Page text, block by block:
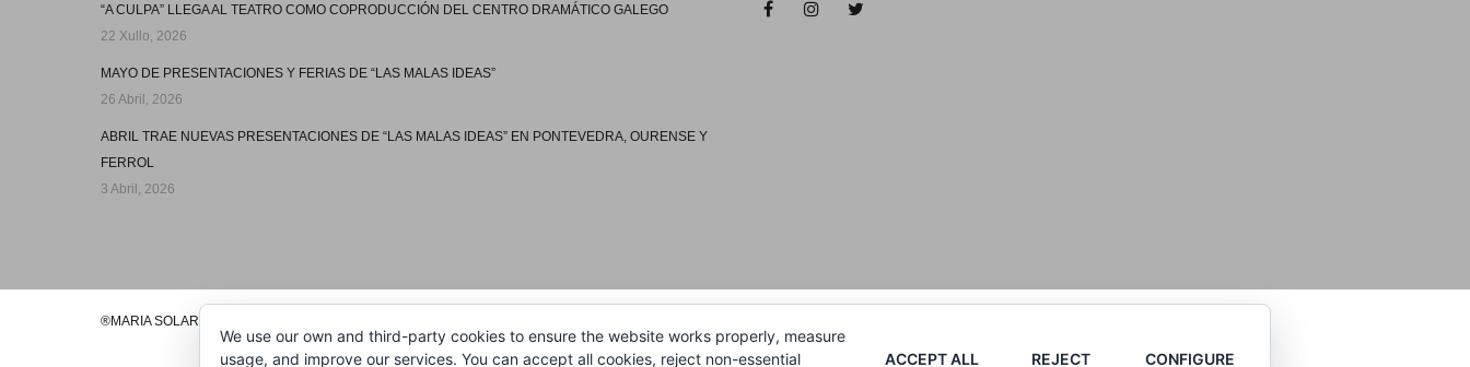
“A CULPA” LLEGA AL TEATRO COMO COPRODUCCIÓN DEL CENTRO DRAMÁTICO GALEGO
22 Xullo, 2026
MAYO DE PRESENTACIONES Y FERIAS DE “LAS MALAS IDEAS”
26 Abril, 2026
ABRIL TRAE NUEVAS PRESENTACIONES DE “LAS MALAS IDEAS” EN PONTEVEDRA, OURENSE Y
FERROL
3 Abril, 2026
®MARIA SOLAR 2020
We use our own and third-party cookies to ensure the website works properly, measure
usage, and improve our services. You can accept all cookies, reject non-essential
ACCEPT ALL REJECT CONFIGURE